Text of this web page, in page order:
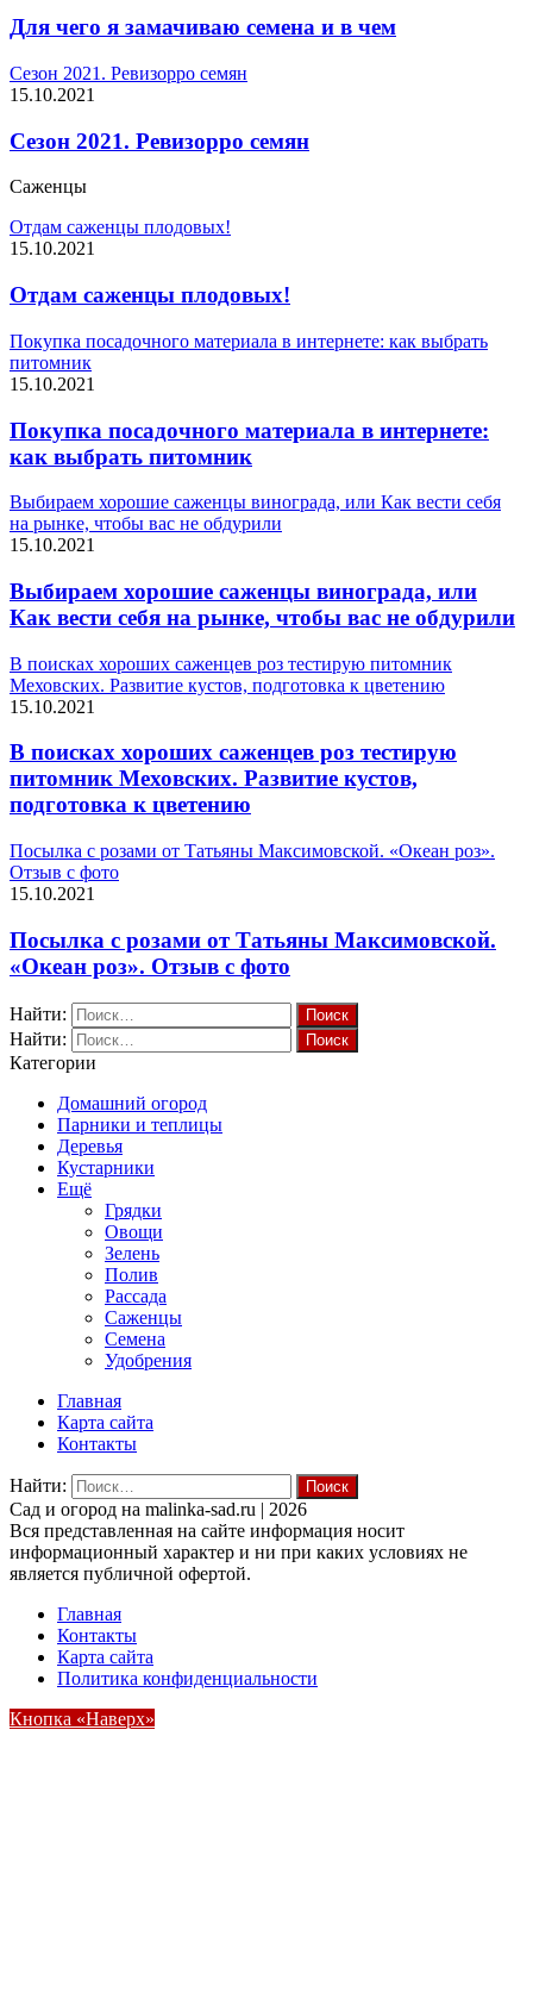
Для чего я замачиваю семена и в чем
Сезон 2021. Ревизорро семян
15.10.2021
Сезон 2021. Ревизорро семян
Саженцы
Отдам саженцы плодовых!
15.10.2021
Отдам саженцы плодовых!
Покупка посадочного материала в интернете: как выбрать
питомник
15.10.2021
Покупка посадочного материала в интернете:
как выбрать питомник
Выбираем хорошие саженцы винограда, или Как вести себя
на рынке, чтобы вас не обдурили
15.10.2021
Выбираем хорошие саженцы винограда, или
Как вести себя на рынке, чтобы вас не обдурили
В поисках хороших саженцев роз тестирую питомник
Меховских. Развитие кустов, подготовка к цветению
15.10.2021
В поисках хороших саженцев роз тестирую
питомник Меховских. Развитие кустов,
подготовка к цветению
Посылка с розами от Татьяны Максимовской. «Океан роз».
Отзыв с фото
15.10.2021
Посылка с розами от Татьяны Максимовской.
«Океан роз». Отзыв с фото
Найти:
Найти:
Категории
Домашний огород
Парники и теплицы
Деревья
Кустарники
Ещё
Грядки
Овощи
Зелень
Полив
Рассада
Саженцы
Семена
Удобрения
Главная
Карта сайта
Контакты
Найти:
Cад и огород на malinka-sad.ru | 2026
Вся представленная на сайте информация носит
информационный характер и ни при каких условиях не
является публичной офертой.
Главная
Контакты
Карта сайта
Политика конфиденциальности
Кнопка «Наверх»